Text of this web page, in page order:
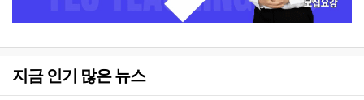
지금 인기 많은 뉴스